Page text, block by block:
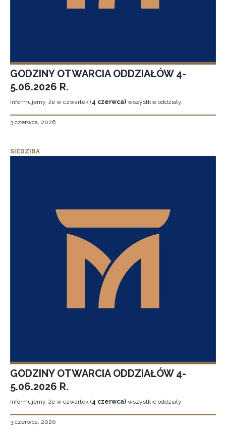
GODZINY OTWARCIA ODDZIAŁÓW 4-
5.06.2026 R.
Informujemy, że w czwartek (4 czerwca) wszystkie oddziały
3 czerwca, 2026
SIEDZIBA
GODZINY OTWARCIA ODDZIAŁÓW 4-
5.06.2026 R.
Informujemy, że w czwartek (4 czerwca) wszystkie oddziały
3 czerwca, 2026